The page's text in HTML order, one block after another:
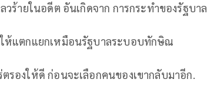
ร้ายในอดีต อันเกิดจาก การกระทำของรัฐบาล
ให้แตกแยกเหมือนรัฐบาลระบอบทักษิณ
รองให้ดี ก่อนจะเลือกคนของเขากลับมาอีก.